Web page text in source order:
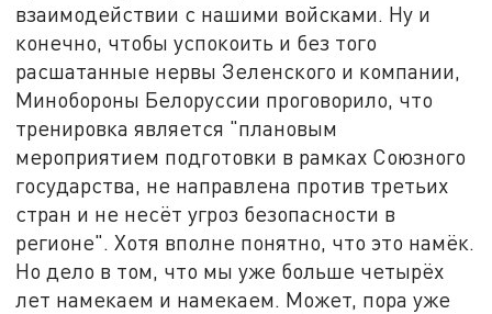
взаимодействии с нашими войсками. Ну и
конечно, чтобы успокоить и без того
расшатанные нервы Зеленского и компании,
Минобороны Белоруссии проговорило, что
тренировка является "плановым
мероприятием подготовки в рамках Союзного
государства, не направлена против третьих
стран и не несёт угроз безопасности в
регионе". Хотя вполне понятно, что это намёк.
Но дело в том, что мы уже больше четырёх
лет намекаем и намекаем. Может, пора уже